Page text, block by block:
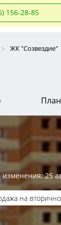
156-28-85
ЖК "Созвездие"
25
на